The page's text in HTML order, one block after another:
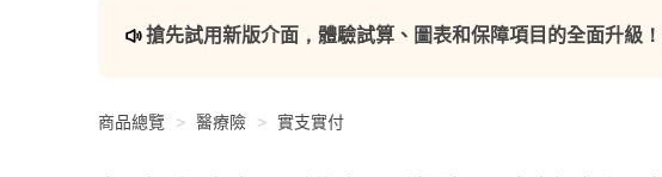
搶先試用新版介面，體驗試算、圖表和保障項目的全面升級！
商品總覽 醫療險 實支實付